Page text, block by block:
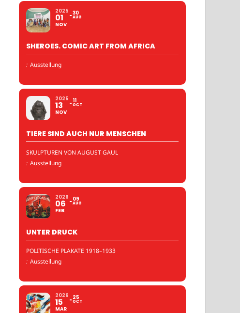
2025
01
NOV
30
AUG
SHEROES. COMIC ART FROM AFRICA
: Ausstellung
2025
13
NOV
11
OCT
TIERE SIND AUCH NUR MENSCHEN
SKULPTUREN VON AUGUST GAUL
: Ausstellung
2026
06
FEB
09
AUG
UNTER DRUCK
POLITISCHE PLAKATE 1918–1933
: Ausstellung
2026
15
MAR
25
OCT